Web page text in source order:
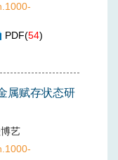
PDF(54)
属赋存状态研
艺